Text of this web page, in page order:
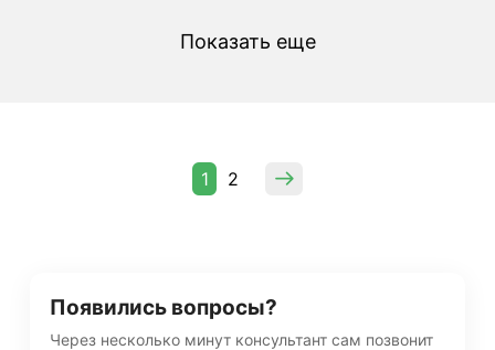
Показать еще
1 2
Появились вопросы?
Через несколько минут консультант сам позвонит